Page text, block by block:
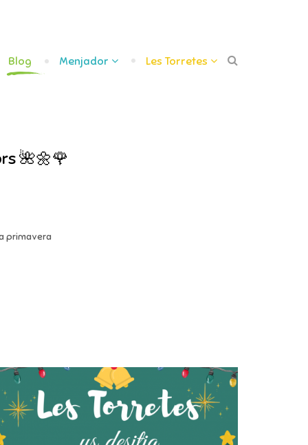
Blog Menjador Les Torretes
🌺🌼🌹
primavera